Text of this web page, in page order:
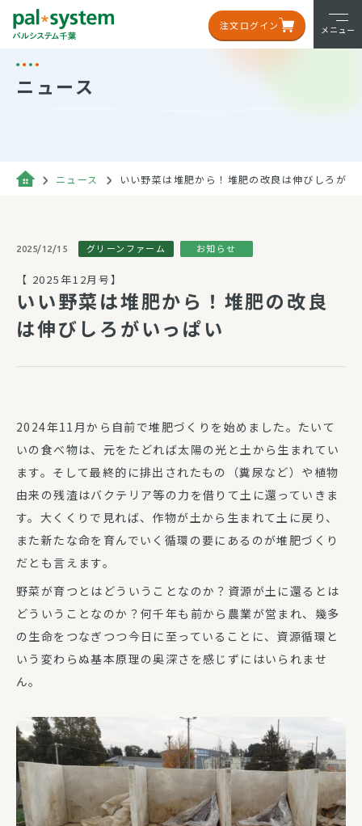
注文ログイン メニュー
ニュース
ニュース いい野菜は堆肥から！堆肥の改良は伸びしろがい
2025/12/15 グリーンファーム お知らせ
【 2025年12月号】
いい野菜は堆肥から！堆肥の改良
は伸びしろがいっぱい
2024年11月から自前で堆肥づくりを始めました。たいて
いの食べ物は、元をたどれば太陽の光と土から生まれてい
ます。そして最終的に排出されたもの（糞尿など）や植物
由来の残渣はバクテリア等の力を借りて土に還っていきま
す。大くくりで見れば、作物が土から生まれて土に戻り、
また新たな命を育んでいく循環の要にあるのが堆肥づくり
だとも言えます。
野菜が育つとはどういうことなのか？資源が土に還るとは
どういうことなのか？何千年も前から農業が営まれ、幾多
の生命をつなぎつつ今日に至っていることに、資源循環と
いう変わらぬ基本原理の奥深さを感じずにはいられませ
ん。